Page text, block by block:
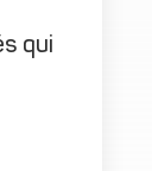
qui